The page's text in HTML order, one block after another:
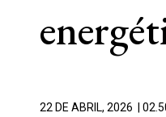
22 DE ABRIL, 2026 |